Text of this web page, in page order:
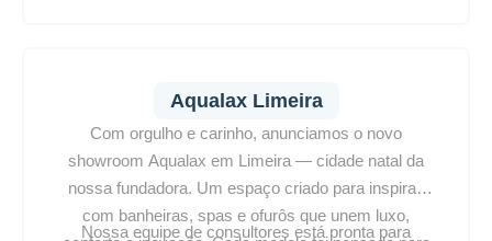
Aqualax Limeira
Com orgulho e carinho, anunciamos o novo
showroom Aqualax em Limeira — cidade natal da
nossa fundadora. Um espaço criado para inspirar,
com banheiras, spas e ofurôs que unem luxo,
Nossa equipe de consultores está pronta para